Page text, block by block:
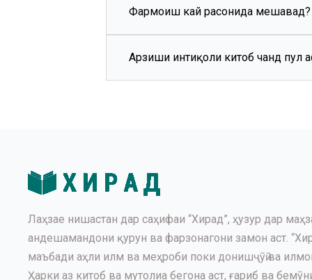
Бале муштарии азиз! Мо ин
Шумо дастрас мекунанд.
Фармоиш кай расонида мешавад?
Муҳлати расонидани китоб
китобҳоро дастрасӣ Шумо
Арзиши интиқоли китоб чанд пул
Лаҳзае нишастан дар саҳифаи “Хирад”, ҳузур дар
андешамандони қурун ва фарзонагони замон аст.
маъбади аҳли илм ва меҳроби поки донишҷӯӣ ва
Ҳарки аз китоб ва мутолиа бегона аст, ғариб ва